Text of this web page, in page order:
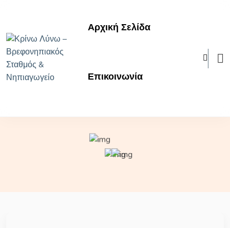
Αρχική Σελίδα
Επικοινωνία